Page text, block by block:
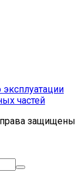
частей
защищены